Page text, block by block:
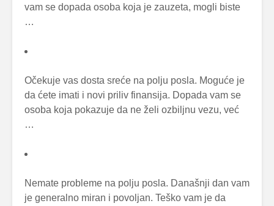
vam se dopada osoba koja je zauzeta, mogli biste
…
Očekuje vas dosta sreće na polju posla. Moguće je
da ćete imati i novi priliv finansija. Dopada vam se
osoba koja pokazuje da ne želi ozbiljnu vezu, već
…
Nemate probleme na polju posla. Današnji dan vam
je generalno miran i povoljan. Teško vam je da